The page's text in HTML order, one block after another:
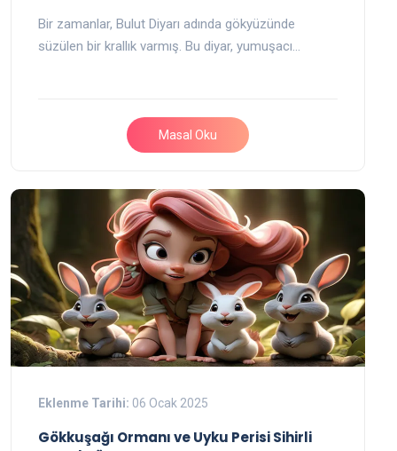
Bir zamanlar, Bulut Diyarı adında gökyüzünde
süzülen bir krallık varmış. Bu diyar, yumuşacı…
Masal Oku
Eklenme Tarihi: 06 Ocak 2025
Gökkuşağı Ormanı ve Uyku Perisi Sihirli